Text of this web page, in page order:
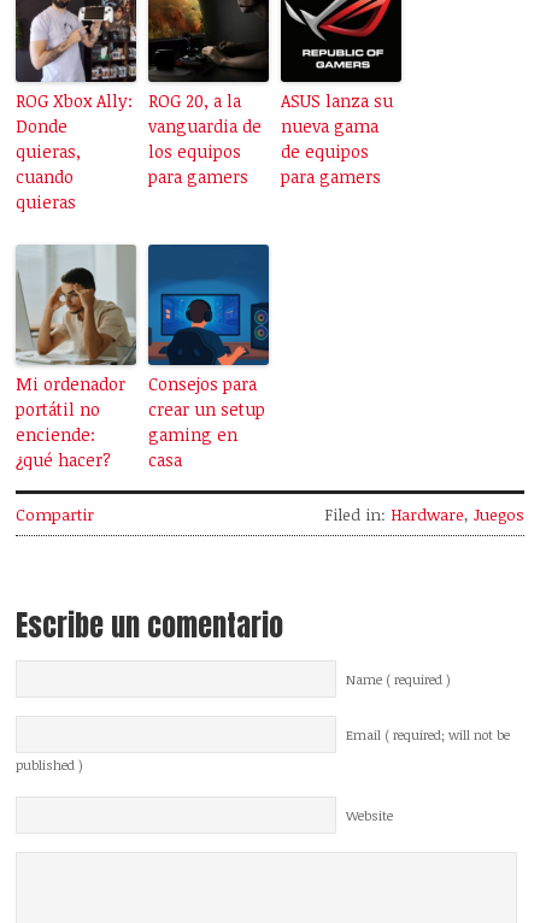
ROG Xbox Ally:
Donde
quieras,
cuando
quieras
ROG 20, a la
vanguardia de
los equipos
para gamers
ASUS lanza su
nueva gama
de equipos
para gamers
Mi ordenador
portátil no
enciende:
¿qué hacer?
Consejos para
crear un setup
gaming en
casa
Compartir Filed in: Hardware, Juegos
Escribe un comentario
Name ( required )
Email ( required; will not be
published )
Website